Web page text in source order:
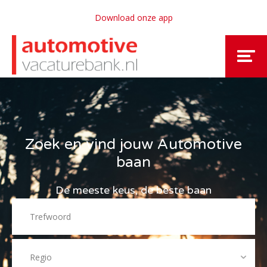
Download onze app
Zoek en vind jouw Automotive
baan
De meeste keus, de beste baan